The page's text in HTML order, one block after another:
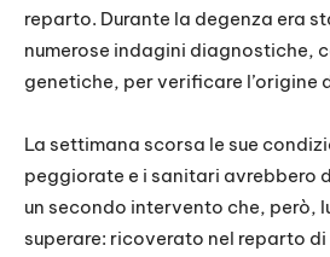
reparto. Durante la degenza era
numerose indagini diagnostiche,
genetiche, per verificare l’origine
La settimana scorsa le sue
peggiorate e i sanitari avrebbero
un secondo intervento che, però,
superare: ricoverato nel reparto